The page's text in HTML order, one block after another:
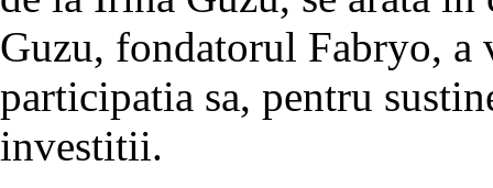
Guzu, fondatorul Fabryo, a
participatia sa, pentru
investitii.